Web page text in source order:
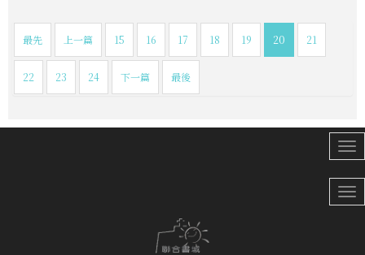
最先 上一篇 15 16 17 18 19 20 21
22 23 24 下一篇 最後